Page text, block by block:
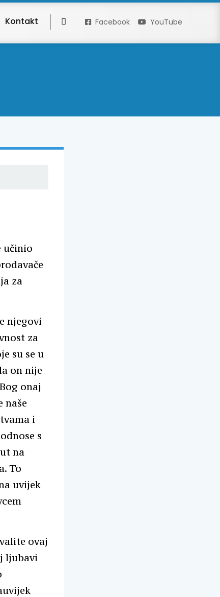
Kontakt Facebook YouTube
učinio
za
njegovi
za
su se u
on nije
onaj
naše
i
s
na
To
uvijek
ovaj
ljubavi